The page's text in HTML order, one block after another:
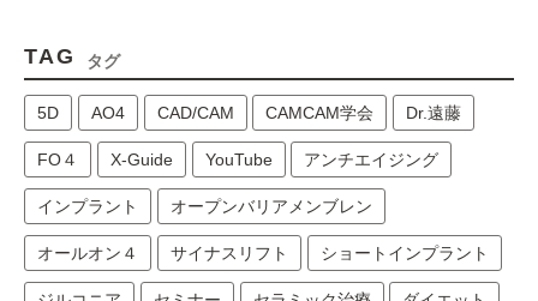
TAG タグ
5D AO4 CAD/CAM CAMCAM学会 Dr.遠藤
FO４ X-Guide YouTube アンチエイジング
インプラント オープンバリアメンブレン
オールオン４ サイナスリフト ショートインプラント